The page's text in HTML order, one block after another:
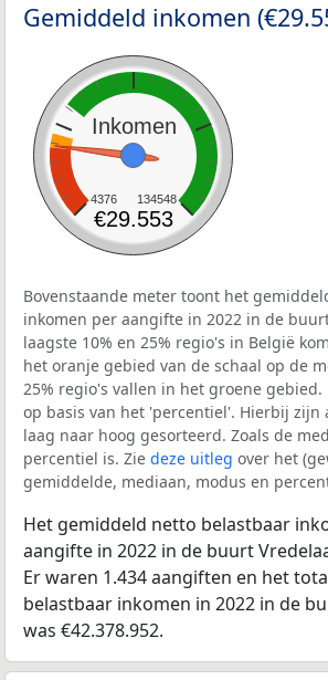
Gemiddeld inkomen
Inkomen
4376 134548
€29.553
Bovenstaande meter toont het
inkomen per aangifte in 2022 in de
laagste 10% en 25% regio's in België
het oranje gebied van de schaal op de
25% regio's vallen in het groene gebied.
op basis van het 'percentiel'. Hierbij zijn
laag naar hoog gesorteerd. Zoals de
percentiel is. Zie deze uitleg over het
gemiddelde, mediaan, modus en
Het gemiddeld netto belastbaar
aangifte in 2022 in de buurt
Er waren 1.434 aangiften en het
belastbaar inkomen in 2022 in de
was €42.378.952.